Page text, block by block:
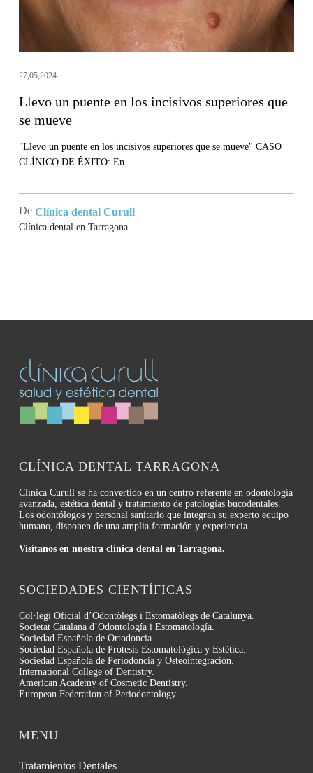
mueve
27,05,2024
Llevo un puente en los incisivos superiores que
se mueve
"Llevo un puente en los incisivos superiores que se mueve" CASO
CLÍNICO DE ÉXITO: En…
De Clínica dental Curull
Clínica dental en Tarragona
CLÍNICA DENTAL TARRAGONA
Clínica Curull se ha convertido en un centro referente en odontología
avanzada, estética dental y tratamiento de patologías bucodentales.
Los odontólogos y personal sanitario que integran su experto equipo
humano, disponen de una amplia formación y experiencia.
Visítanos en nuestra clínica dental en Tarragona.
SOCIEDADES CIENTÍFICAS
Col·legi Oficial d’Odontòlegs i Estomatòlegs de Catalunya.
Societat Catalana d’Odontología i Estomatología.
Sociedad Española de Ortodoncia.
Sociedad Española de Prótesis Estomatológica y Estética.
Sociedad Española de Periodoncia y Osteointegración.
International College of Dentistry.
American Academy of Cosmetic Dentistry.
European Federation of Periodontology.
MENU
Tratamientos Dentales